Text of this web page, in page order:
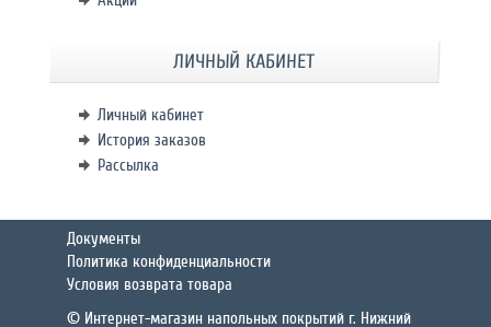
ЛИЧНЫЙ КАБИНЕТ
Личный кабинет
История заказов
Рассылка
Документы
Политика конфиденциальности
Условия возврата товара
© Интернет-магазин напольных покрытий г. Нижний